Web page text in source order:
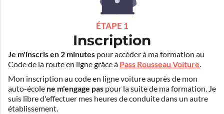
ÉTAPE 1
Inscription
Je m'inscris en 2 minutes pour accéder à ma formation au
Code de la route en ligne grâce à Pass Rousseau Voiture.
Mon inscription au code en ligne voiture auprès de mon
auto-école ne m'engage pas pour la suite de ma formation. Je
suis libre d'effectuer mes heures de conduite dans un autre
établissement.